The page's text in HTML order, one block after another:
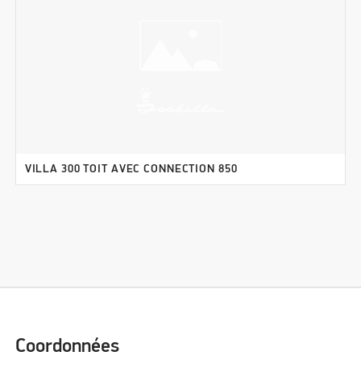
VILLA 300 TOIT AVEC CONNECTION 850
Coordonnées